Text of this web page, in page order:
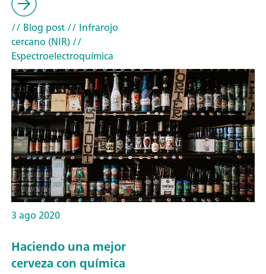
// Blog post// Infrarojo
cercano (NIR)//
Espectroelectroquímica
3 ago 2020
Haciendo una mejor
cerveza con química